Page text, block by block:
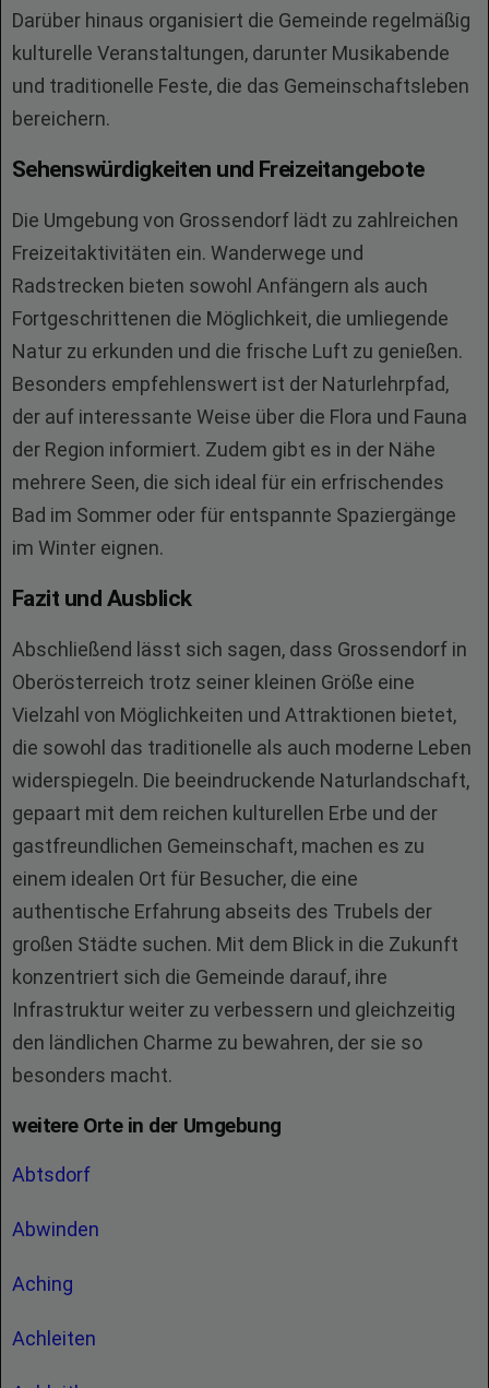
Darüber hinaus organisiert die Gemeinde regelmäßig
kulturelle Veranstaltungen, darunter Musikabende
und traditionelle Feste, die das Gemeinschaftsleben
bereichern.
Sehenswürdigkeiten und Freizeitangebote
Die Umgebung von Grossendorf lädt zu zahlreichen
Freizeitaktivitäten ein. Wanderwege und
Radstrecken bieten sowohl Anfängern als auch
Fortgeschrittenen die Möglichkeit, die umliegende
Natur zu erkunden und die frische Luft zu genießen.
Besonders empfehlenswert ist der Naturlehrpfad,
der auf interessante Weise über die Flora und Fauna
der Region informiert. Zudem gibt es in der Nähe
mehrere Seen, die sich ideal für ein erfrischendes
Bad im Sommer oder für entspannte Spaziergänge
im Winter eignen.
Fazit und Ausblick
Abschließend lässt sich sagen, dass Grossendorf in
Oberösterreich trotz seiner kleinen Größe eine
Vielzahl von Möglichkeiten und Attraktionen bietet,
die sowohl das traditionelle als auch moderne Leben
widerspiegeln. Die beeindruckende Naturlandschaft,
gepaart mit dem reichen kulturellen Erbe und der
gastfreundlichen Gemeinschaft, machen es zu
einem idealen Ort für Besucher, die eine
authentische Erfahrung abseits des Trubels der
großen Städte suchen. Mit dem Blick in die Zukunft
konzentriert sich die Gemeinde darauf, ihre
Infrastruktur weiter zu verbessern und gleichzeitig
den ländlichen Charme zu bewahren, der sie so
besonders macht.
weitere Orte in der Umgebung
Abtsdorf
Abwinden
Aching
Achleiten